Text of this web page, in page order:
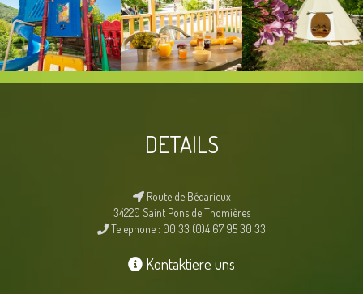
DETAILS
Route de Bédarieux
34220 Saint Pons de Thomières
Telephone : 00 33 (0)4 67 95 30 33
Kontaktiere uns